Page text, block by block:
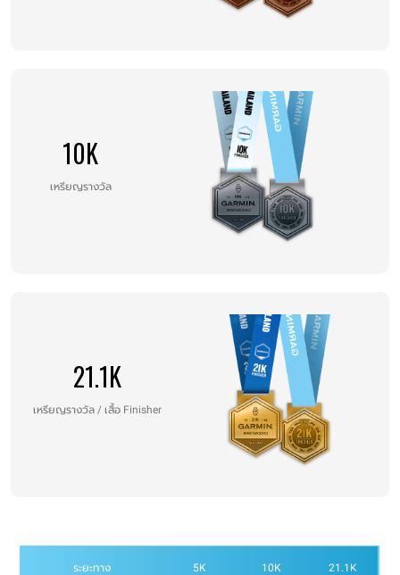
10K
เหรียญรางวัล
21.1K
เหรียญรางวัล / เสื้อ Finisher
ระยะทาง 5K 10K 21.1K